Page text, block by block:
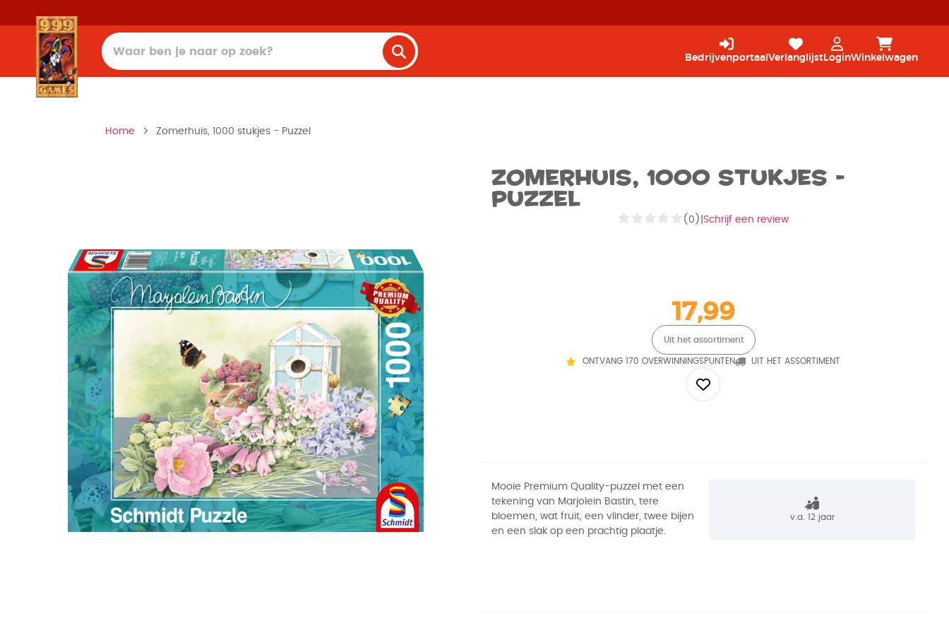
Bedrijvenportaal Verlanglijst LoginWinkelwagen
Home Zomerhuis, 1000 stukjes - Puzzel
Zomerhuis, 1000 stukjes -
Puzzel
(0) Schrijf een review
17,99
Uit het assortiment
ONTVANG 170 OVERWINNINGSPUNTEN UIT HET ASSORTIMENT
Mooie Premium Quality-puzzel met een
tekening van Marjolein Bastin, tere
bloemen, wat fruit, een vlinder, twee bijen
en een slak op een prachtig plaatje.
v.a. 12 jaar